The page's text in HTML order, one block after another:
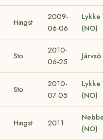
Hingst
2009-
06-06
Lykke
(NO)
Sto
2010-
06-25
Sto
2010-
07-05
Lykke
(NO)
Hingst 2011
(NO)